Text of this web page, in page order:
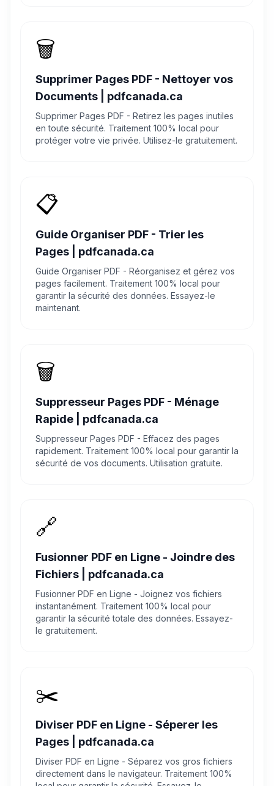
🗑️
Supprimer Pages PDF - Nettoyer vos
Documents | pdfcanada.ca
Supprimer Pages PDF - Retirez les pages inutiles
en toute sécurité. Traitement 100% local pour
protéger votre vie privée. Utilisez-le gratuitement.
📋
Guide Organiser PDF - Trier les
Pages | pdfcanada.ca
Guide Organiser PDF - Réorganisez et gérez vos
pages facilement. Traitement 100% local pour
garantir la sécurité des données. Essayez-le
maintenant.
🗑️
Suppresseur Pages PDF - Ménage
Rapide | pdfcanada.ca
Suppresseur Pages PDF - Effacez des pages
rapidement. Traitement 100% local pour garantir la
sécurité de vos documents. Utilisation gratuite.
🔗
Fusionner PDF en Ligne - Joindre des
Fichiers | pdfcanada.ca
Fusionner PDF en Ligne - Joignez vos fichiers
instantanément. Traitement 100% local pour
garantir la sécurité totale des données. Essayez-
le gratuitement.
✂️
Diviser PDF en Ligne - Séperer les
Pages | pdfcanada.ca
Diviser PDF en Ligne - Séparez vos gros fichiers
directement dans le navigateur. Traitement 100%